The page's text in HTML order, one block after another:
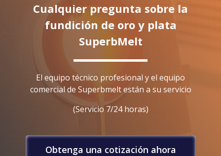
Cualquier pregunta sobre la
fundición de oro y plata
SuperbMelt
El equipo técnico profesional y el equipo
comercial de Superbmelt están a su servicio
(Servicio 7/24 horas)
Obtenga una cotización ahora